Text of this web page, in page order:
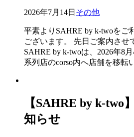
2026年7月14日 その他
平素よりSAHRE by k-twoをご
ございます。 先日ご案内させ
SAHRE by k-twoは、2026年8
系列店のcorso内へ店舗を移
【SAHRE by k-two
知らせ